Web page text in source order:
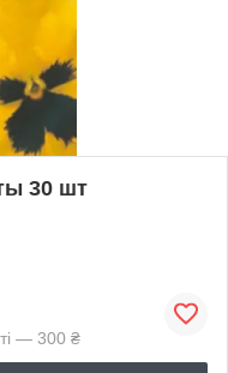
30 шт
— 300 ₴